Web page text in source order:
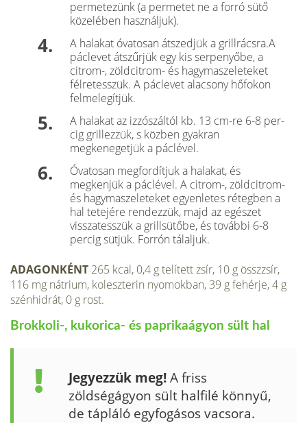
permetezünk (a permetet ne a forró sütő
közelé­ben használjuk).
A halakat óvatosan átszedjük a grillrácsra.A
páclevet átszűrjük egy kis serpenyőbe, a
citrom-, zöldcitrom- és hagymaszeleteket
félretesszük. A páclevet alacsony hőfokon
felmelegítjük.
A halakat az izzószáltól kb. 13 cm-re 6-8 per­
cig grillezzük, s közben gyakran
megkenegetjük a páclével.
Óvatosan megfordítjuk a halakat, és
megkenjük a páclével. A citrom-, zöldcitrom-
és hagymaszele­teket egyenletes rétegben a
hal tetejére rendezzük, majd az egészet
visszatesszük a grillsütőbe, és további 6-8
percig sütjük. Forrón tálaljuk.
ADAGONKÉNT 265 kcal, 0,4 g telített zsír, 10 g összzsír,
116 mg nátrium, koleszterin nyomokban, 39 g fehérje, 4 g
szénhidrát, 0 g rost.
Brokkoli-, kukorica- és paprikaágyon sült hal
Jegyezzük meg!A friss
zöldségágyon sült halfilé könnyű,
de tápláló egyfogásos vacsora.